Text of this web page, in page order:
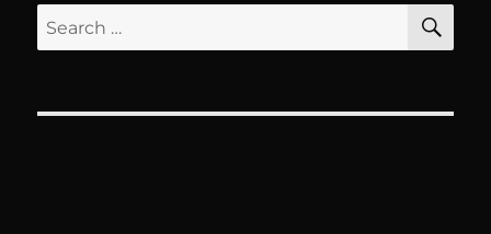
Search
for: